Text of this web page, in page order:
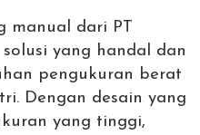
manual dari PT
yang handal dan
pengukuran berat
Dengan desain yang
yang tinggi,